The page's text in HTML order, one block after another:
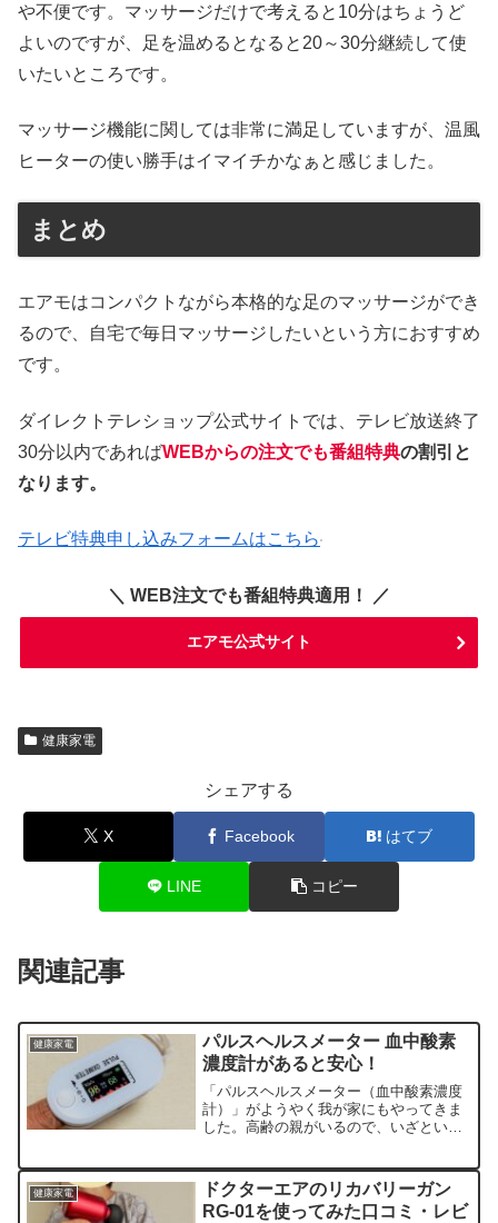
や不便です。マッサージだけで考えると10分はちょうど
よいのですが、足を温めるとなると20～30分継続して使
いたいところです。
マッサージ機能に関しては非常に満足していますが、温風
ヒーターの使い勝手はイマイチかなぁと感じました。
まとめ
エアモはコンパクトながら本格的な足のマッサージができ
るので、自宅で毎日マッサージしたいという方におすすめ
です。
ダイレクトテレショップ公式サイトでは、テレビ放送終了
30分以内であればWEBからの注文でも番組特典の割引と
なります。
テレビ特典申し込みフォームはこちら
＼ WEB注文でも番組特典適用！ ／
エアモ公式サイト
健康家電
シェアする
X Facebook はてブ
LINE コピー
関連記事
健康家電
パルスヘルスメーター 血中酸素
濃度計があると安心！
「パルスヘルスメーター（血中酸素濃度
計）」がようやく我が家にもやってきま
した。高齢の親がいるので、いざという
健康家電
ドクターエアのリカバリーガン
RG-01を使ってみた口コミ・レビ